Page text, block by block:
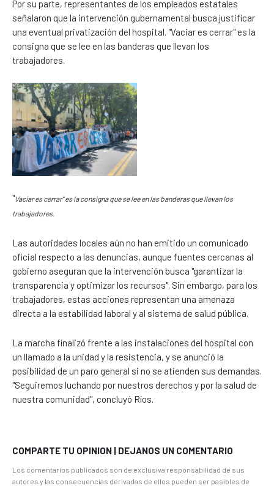
Por su parte, representantes de los empleados estatales
señalaron que la intervención gubernamental busca justificar
una eventual privatización del hospital. "Vaciar es cerrar" es la
consigna que se lee en las banderas que llevan los
trabajadores.
"Vaciar es cerrar" es la consigna que se lee en las banderas que llevan los
trabajadores.
Las autoridades locales aún no han emitido un comunicado
oficial respecto a las denuncias, aunque fuentes cercanas al
gobierno aseguran que la intervención busca "garantizar la
transparencia y optimizar los recursos". Sin embargo, para los
trabajadores, estas acciones representan una amenaza
directa a la estabilidad laboral y al sistema de salud pública.
La marcha finalizó frente a las instalaciones del hospital con
un llamado a la unidad y la resistencia, y se anunció la
posibilidad de un paro general si no se atienden sus demandas.
"Seguiremos luchando por nuestros derechos y por la salud de
nuestra comunidad", concluyó Ríos.
COMPARTE TU OPINION | DEJANOS UN COMENTARIO
Los comentarios publicados son de exclusiva responsabilidad de sus
autores y las consecuencias derivadas de ellos pueden ser pasibles de